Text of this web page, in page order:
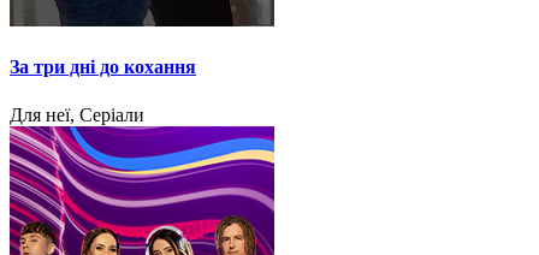
За три дні до кохання
Для неї, Серіали